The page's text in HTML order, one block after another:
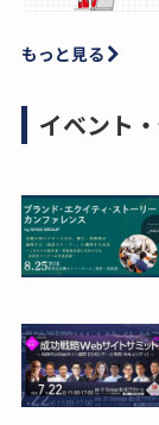
もっと見る
イベント